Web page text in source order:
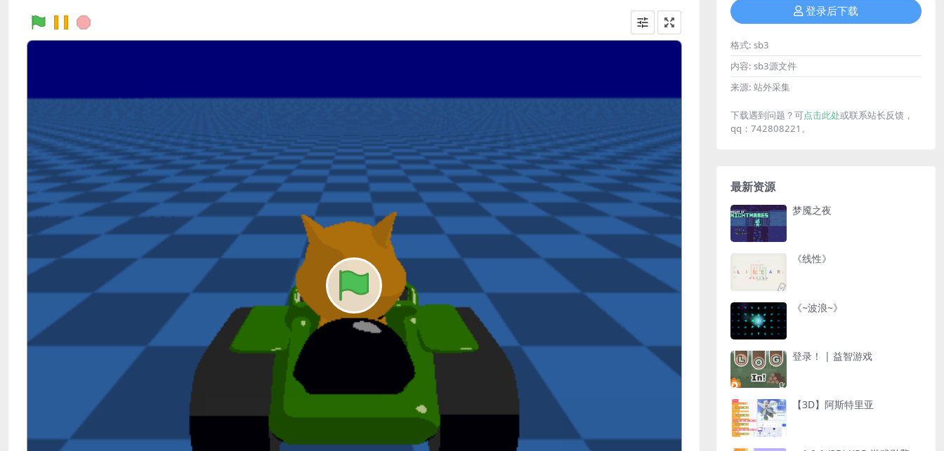
登录后下载
格式: sb3
内容: sb3源文件
来源: 站外采集
下载遇到问题？可点击此处或联系站长反馈，
qq：742808221。
最新资源
梦魇之夜
《线性》
《~波浪~》
登录！ | 益智游戏
【3D】阿斯特里亚